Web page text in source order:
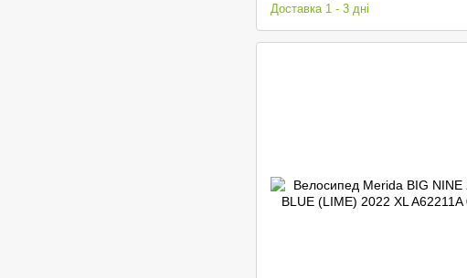
Доставка 1 - 3 дні